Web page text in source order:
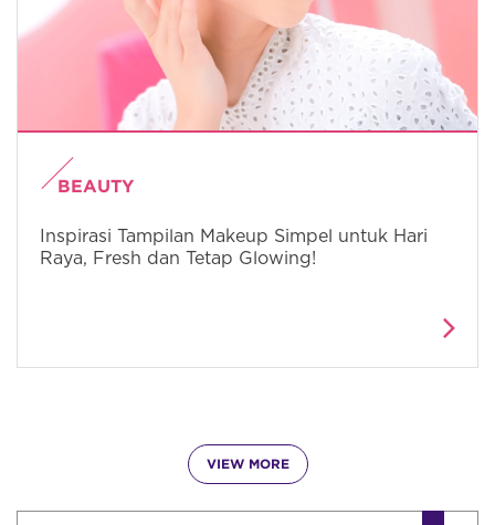
BEAUTY
Inspirasi Tampilan Makeup Simpel untuk Hari
Raya, Fresh dan Tetap Glowing!
VIEW MORE